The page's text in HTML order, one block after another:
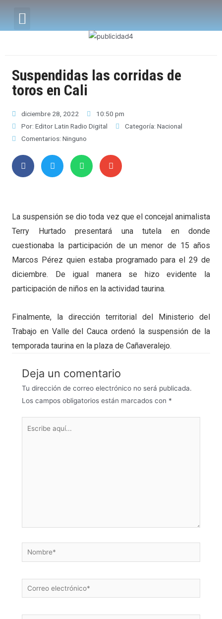
Suspendidas las corridas de
toros en Cali
diciembre 28, 2022
10:50 pm
Por: Editor Latin Radio Digital Categoría: Nacional
Comentarios: Ninguno
La suspensión se dio toda vez que el concejal animalista
Terry Hurtado presentará una tutela en donde
cuestionaba la participación de un menor de 15 años
Marcos Pérez quien estaba programado para el 29 de
diciembre. De igual manera se hizo evidente la
participación de niños en la actividad taurina.
Finalmente, la dirección territorial del Ministerio del
Trabajo en Valle del Cauca ordenó la suspensión de la
temporada taurina en la plaza de Cañaveralejo.
Deja un comentario
Tu dirección de correo electrónico no será publicada.
Los campos obligatorios están marcados con *